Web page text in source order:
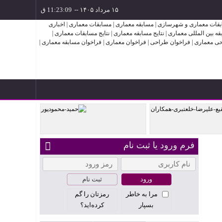
۱۵ مرداد ۱۴۰۵ --
حمید محمودپورفرم ورود یا ثبت نام
ثبت نام
مرا به خاطر
بسپار
رمزتان را گم
کرده‌اید؟